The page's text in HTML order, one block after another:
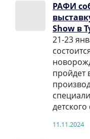
РАФИ
Show в
21-23
пройдет
детского
11.11.2024